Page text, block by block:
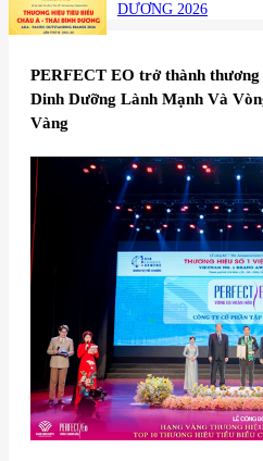
DƯƠNG 2026
​PERFECT EO trở thành thương
Dinh Dưỡng Lành Mạnh Và
Vàng